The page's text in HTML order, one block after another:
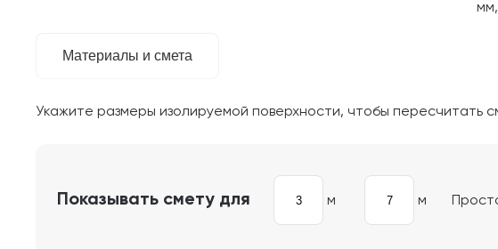
Материалы и смета
Укажите размеры изолируемой поверхности, чтобы пересчитать
Показывать смету для м м